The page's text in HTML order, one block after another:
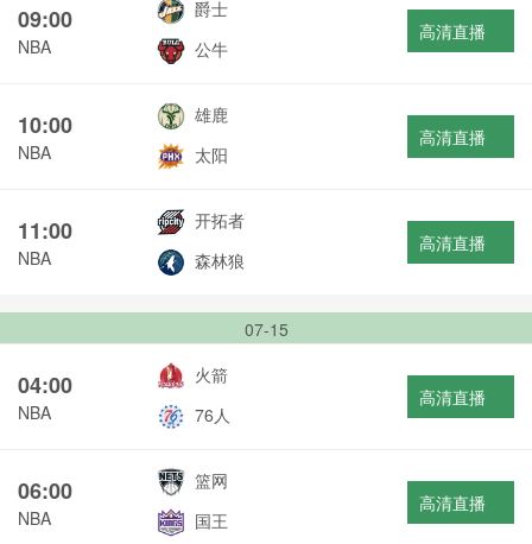
09:00
NBA
爵士
公牛
高清直播
10:00
NBA
雄鹿
太阳
高清直播
11:00
NBA
开拓者
森林狼
高清直播
07-15
04:00
NBA
火箭
76人
高清直播
06:00
NBA
篮网
国王
高清直播